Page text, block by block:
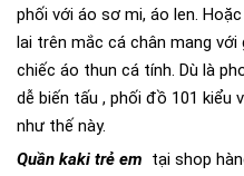
phối với áo sơ mi, áo len.
lai trên mắc cá chân mang với
chiếc áo thun cá tính. Dù là
dễ biến tấu , phối đồ 101 kiểu
như thế này.
Quần kaki trẻ em tại shop